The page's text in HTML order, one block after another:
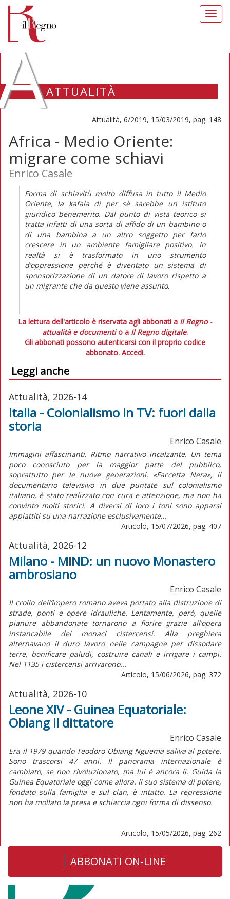
ATTUALITÀ
Attualità, 6/2019, 15/03/2019, pag. 148
Africa - Medio Oriente:
migrare come schiavi
Enrico Casale
Forma di schiavitù molto diffusa in tutto il Medio
Oriente, la kafaladi per sè sarebbe un istituto
giuridico benemerito. Dal punto di vista teorico si
tratta infatti di una sorta di affido di un bambino o
di una bambina a un altro soggetto per farlo
crescere in un ambiente famigliare positivo. In
realtà si è trasformato in uno strumento
d’oppressione perché è diventato un sistema di
sponsorizzazione di un datore di lavoro rispetto a
un migrante che da questo viene assunto.
La lettura dell'articolo è riservata agli abbonati a Il Regno -
attualità e documentio a Il Regno digitale.
Gli abbonati possono autenticarsi con il proprio codice
abbonato. Accedi.
Leggi anche
Attualità, 2026-14
Italia - Colonialismo in TV: fuori dalla
storia
Enrico Casale
Immagini affascinanti. Ritmo narrativo incalzante. Un tema
poco conosciuto per la maggior parte del pubblico,
soprattutto per le nuove generazioni. «Faccetta Nera», il
documentario televisivo in due puntate sul colonialismo
italiano, è stato realizzato con cura e attenzione, ma non ha
convinto molti storici. A diversi di loro i toni sono apparsi
appiattiti su una narrazione esclusivamente...
Articolo, 15/07/2026, pag. 407
Attualità, 2026-12
Milano - MIND: un nuovo Monastero
ambrosiano
Enrico Casale
Il crollo dell’Impero romano aveva portato alla distruzione di
strade, ponti e opere idrauliche. Lentamente, però, quelle
pianure abbandonate tornarono a fiorire grazie all’opera
instancabile dei monaci cistercensi. Alla preghiera
alternavano il duro lavoro nelle campagne per dissodare
terre, bonificare paludi, costruire canali e irrigare i campi.
Nel 1135 i cistercensi arrivarono...
Articolo, 15/06/2026, pag. 372
Attualità, 2026-10
Leone XIV - Guinea Equatoriale:
Obiang il dittatore
Enrico Casale
Era il 1979 quando Teodoro Obiang Nguema saliva al potere.
Sono trascorsi 47 anni. Il panorama internazionale è
cambiato, se non rivoluzionato, ma lui è ancora lì. Guida la
Guinea Equatoriale oggi come allora. Il suo sistema di potere,
fondato sulla famiglia e sul clan, è intatto. La repressione
non ha mollato la presa e schiaccia ogni forma di dissenso.
Articolo, 15/05/2026, pag. 262
ABBONATI ON-LINE